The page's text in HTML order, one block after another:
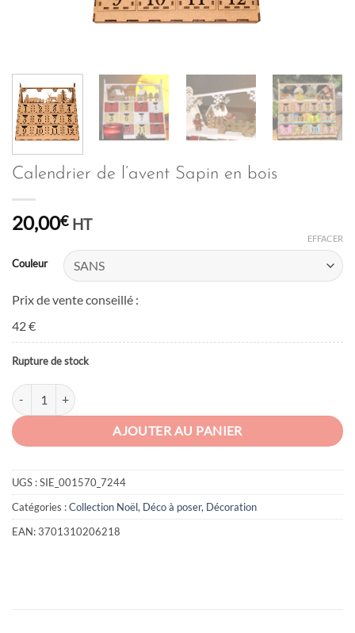
Calendrier de l’avent Sapin en bois
20,00€ HT
Couleur
EFFACER
Prix de vente conseillé :
42 €
Rupture de stock
quantité de Calendrier de l'avent Sapin en bois
AJOUTER AU PANIER
UGS :SIE_001570_7244
Catégories :Collection Noël, Déco à poser, Décoration
EAN:3701310206218